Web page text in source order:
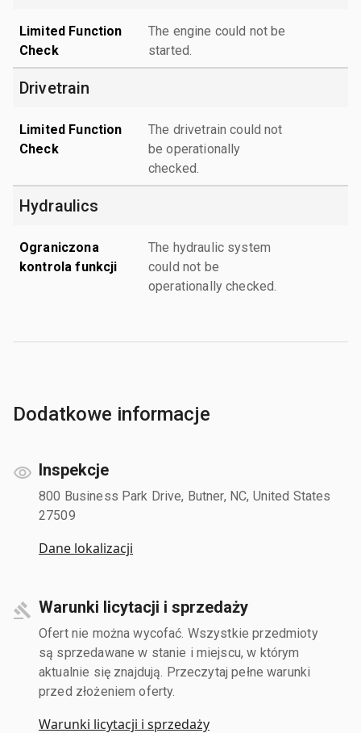
Limited Function
Check
The engine could not be
started.
Drivetrain
Limited Function
Check
The drivetrain could not
be operationally
checked.
Hydraulics
Ograniczona
kontrola funkcji
The hydraulic system
could not be
operationally checked.
Dodatkowe informacje
Inspekcje
800 Business Park Drive, Butner, NC, United States
27509
Dane lokalizacji
Warunki licytacji i sprzedaży
Ofert nie można wycofać. Wszystkie przedmioty
są sprzedawane w stanie i miejscu, w którym
aktualnie się znajdują. Przeczytaj pełne warunki
przed złożeniem oferty.
Warunki licytacji i sprzedaży